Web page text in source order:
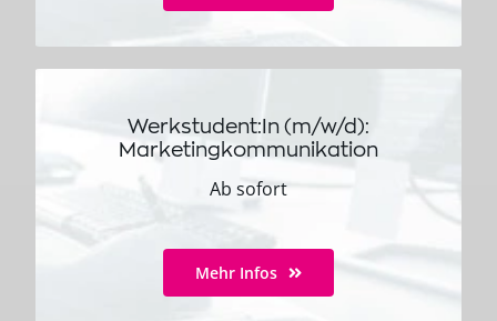
Werkstudent:In (m/w/d):
Marketingkommunikation
Ab sofort
Mehr Infos